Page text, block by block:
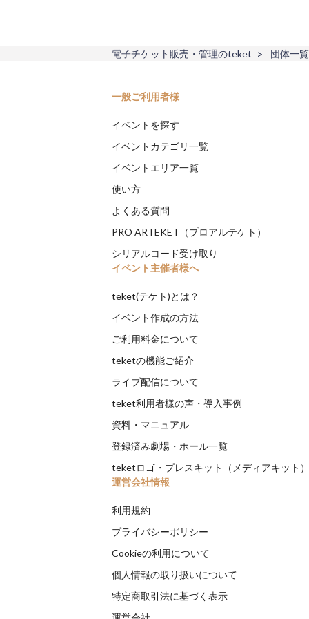
電子チケット販売・管理のteket 団体一覧
一般ご利用者様
イベントを探す
イベントカテゴリ一覧
イベントエリア一覧
使い方
よくある質問
PRO ARTEKET（プロアルテケト）
シリアルコード受け取り
イベント主催者様へ
teket(テケト)とは？
イベント作成の方法
ご利用料金について
teketの機能ご紹介
ライブ配信について
teket利用者様の声・導入事例
資料・マニュアル
登録済み劇場・ホール一覧
teketロゴ・プレスキット（メディアキット）
運営会社情報
利用規約
プライバシーポリシー
Cookieの利用について
個人情報の取り扱いについて
特定商取引法に基づく表示